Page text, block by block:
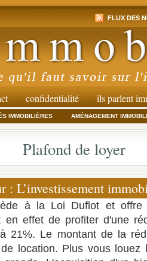
FLUX DES
confidentialité ils parlent
IMMOBILIÈRES AMÉNAGEMENT
Plafond de loyer
: L’investissement
à la Loi Duflot et offre
en effet de profiter d'une
21%. Le montant de la
location. Plus vous louez